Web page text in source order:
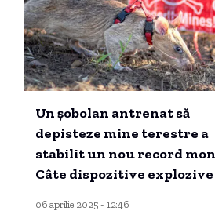
Un șobolan antrenat să
depisteze mine terestre a
stabilit un nou record
Câte dispozitive explozive
06 aprilie 2025 - 12:46